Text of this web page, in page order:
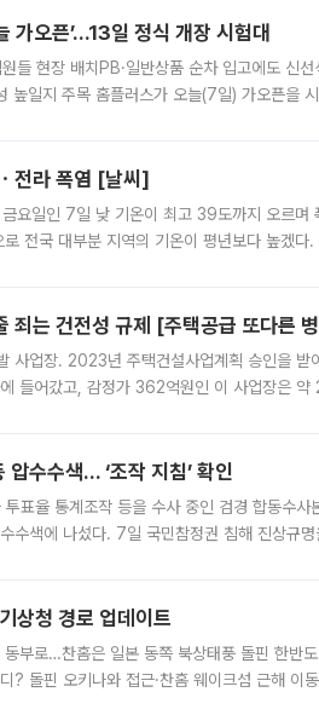
오픈’...13일 정식 개장 시험대
들 현장 배치PB·일반상품 순차 입고에도 신선
높일지 주목 홈플러스가 오늘(7일) 가오픈을
전라 폭염 [날씨]
금요일인 7일 낮 기온이 최고 39도까지 오르며
전국 대부분 지역의 기온이 평년보다 높겠
죄는 건전성 규제 [주택공급 또다른
사업장. 2023년 주택건설사업계획 승인을 받
들어갔고, 감정가 362억원인 이 사업장은
압수수색… ‘조작 지침’ 확인
표율 통계조작 등을 수사 중인 검경 합동수사
수색에 나섰다. 7일 국민참정권 침해 진상규
상청 경로 업데이트
부로…찬홈은 일본 동쪽 북상태풍 돌핀 한반
? 돌핀 오키나와 접근·찬홈 웨이크섬 근해 이동